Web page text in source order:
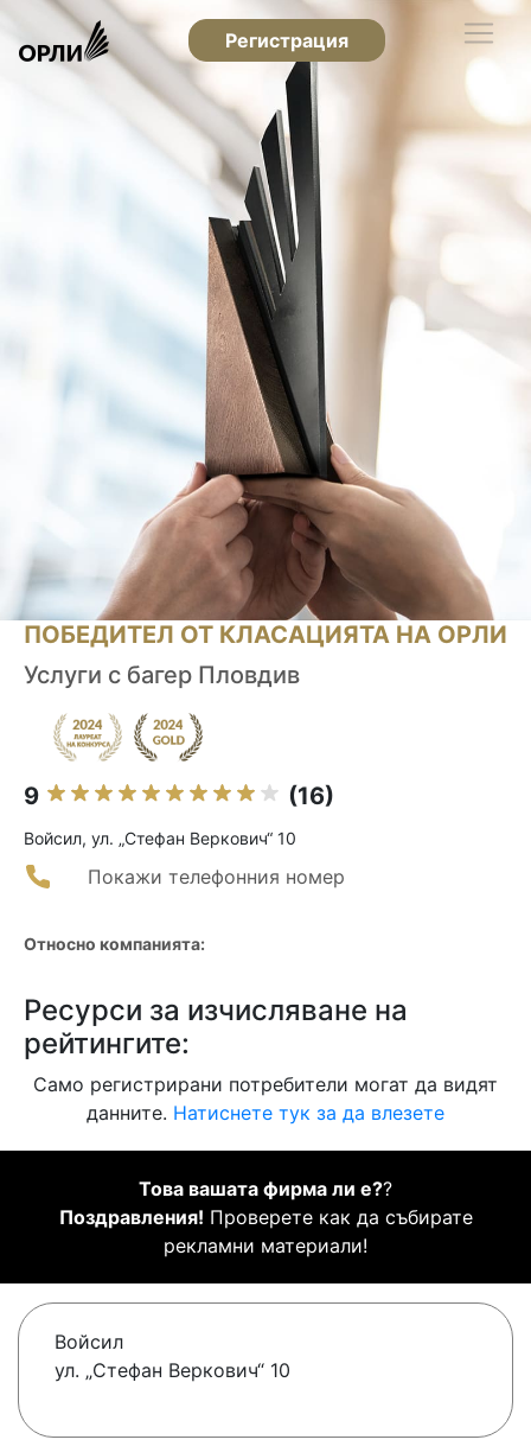
Регистрация
ПОБЕДИТЕЛ ОТ КЛАСАЦИЯТА НА ОРЛИ
Услуги с багер Пловдив
9 (16)
Войсил, ул. „Стефан Веркович“ 10
Покажи телефонния номер
Относно компанията:
Ресурси за изчисляване на
рейтингите:
Само регистрирани потребители могат да видят
данните. Натиснете тук за да влезете
Това вашата фирма ли е??
Поздравления! Проверете как да събирате
рекламни материали!
Войсил
ул. „Стефан Веркович“ 10